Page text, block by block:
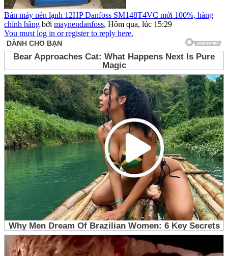
Bán máy nén lạnh 12HP Danfoss SM148T4VC mới 100%, hàng
chính hãng bởi maynendanfoss, Hôm qua, lúc 15:29
You must log in or register to reply here.